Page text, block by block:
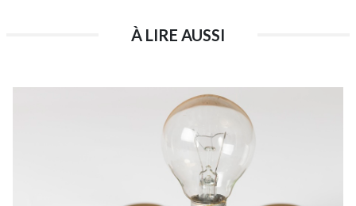
À LIRE AUSSI